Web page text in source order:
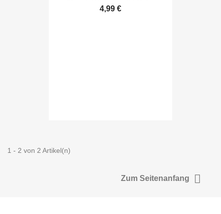
4,99 €
1 - 2 von 2 Artikel(n)
Zum Seitenanfang 